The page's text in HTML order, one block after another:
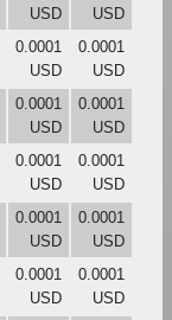
USD
USD
0.0001
USD
0.0001
USD
0.0001
USD
0.0001
USD
0.0001
USD
0.0001
USD
0.0001
USD
0.0001
USD
0.0001
USD
0.0001
USD